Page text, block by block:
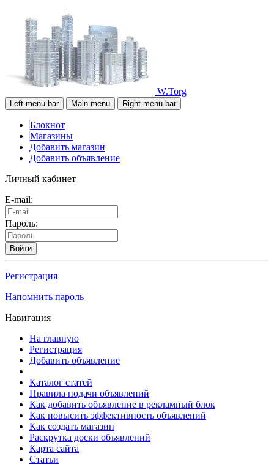
W.Torg
Left menu bar Main menu Right menu bar
Блокнот
Магазины
Добавить магазин
Добавить объявление
Личный кабинет
E-mail:
Пароль:
Войти
Регистрация
Напомнить пароль
Навигация
На главную
Регистрация
Добавить объявление
Каталог статей
Правила подачи объявлений
Как добавить объявление в рекламный блок
Как повысить эффективность объявлений
Как создать магазин
Раскрутка доски объявлений
Карта сайта
Статьи